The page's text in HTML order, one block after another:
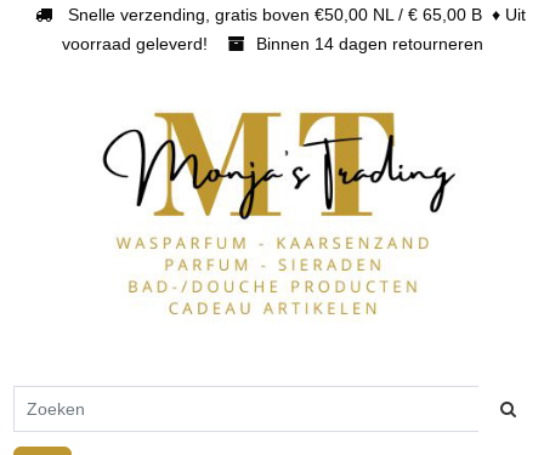
Snelle verzending, gratis boven €50,00 NL / € 65,00 B ♦ Uit
voorraad geleverd!
Binnen 14 dagen retourneren